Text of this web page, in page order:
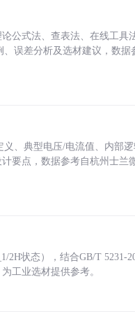
公式法、查表法、在线工具
误差分析及选材建议，数据
、典型电压/电流值、内部
要点，数据参考自杭州士兰
状态），结合GB/T 5231-
工业选材提供参考。